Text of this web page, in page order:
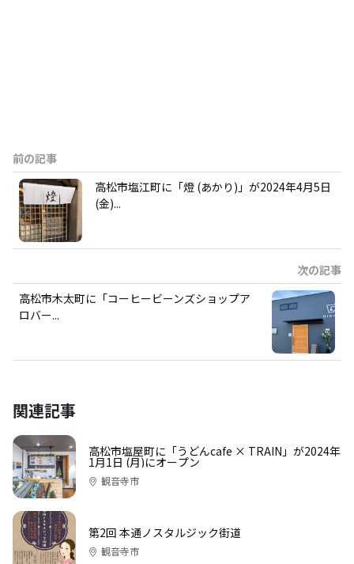
前の記事
高松市塩江町に「燈 (あかり)」が2024年4月5日
(金)...
次の記事
高松市木太町に「コーヒービーンズショップア
ロバー...
関連記事
高松市塩屋町に「うどんcafe × TRAIN」が2024年
1月1日 (月)にオープン
観音寺市
第2回 本通ノスタルジック街道
観音寺市